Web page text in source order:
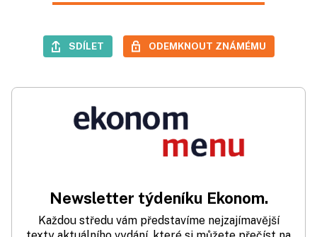
SDÍLET ODEMKNOUT ZNÁMÉMU
Newsletter týdeníku Ekonom.
Každou středu vám představíme nejzajímavější